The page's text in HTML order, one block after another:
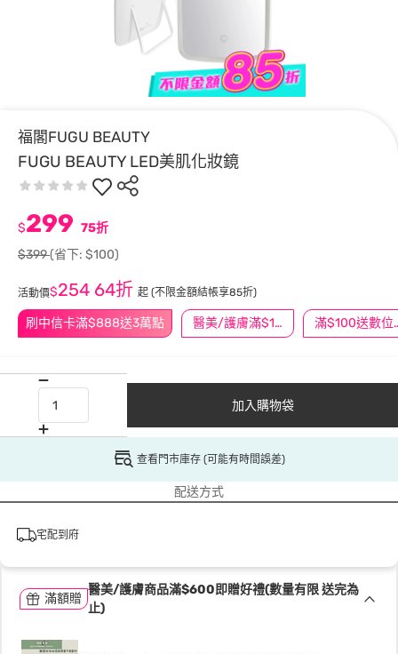
福閣FUGU BEAUTY
FUGU BEAUTY LED美肌化妝鏡
刷中信卡滿$888送3萬點 醫美/護膚滿$1200送$200 滿
$299 75折
$399(省下: $100)
活動價$254 64折 起 (不限金額結帳享85折)
加入購物袋
查看門市庫存 (可能有時間誤差)
配送方式
宅配到府
滿額贈
醫美/護膚商品滿$600即贈好禮(數量有限 送完為
止)